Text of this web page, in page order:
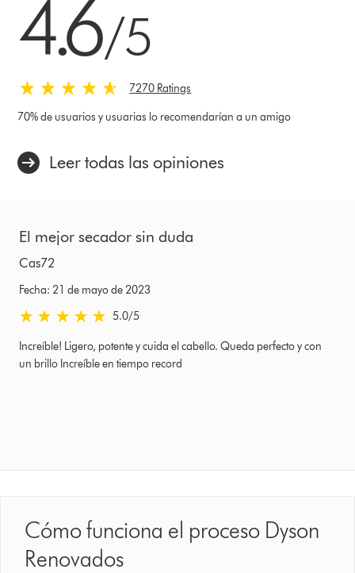
4.6/5
7270 Ratings
70% de usuarios y usuarias lo recomendarían a un amigo
Leer todas las opiniones
El mejor secador sin duda
Cas72
Fecha: 21 de mayo de 2023
5.0 estrellas de 5 de Fecha: 21 de mayo de 2023 Ratings
5.0/5
Increíble! Ligero, potente y cuida el cabello. Queda perfecto y con
un brillo Increíble en tiempo record
Cómo funciona el proceso Dyson
Renovados